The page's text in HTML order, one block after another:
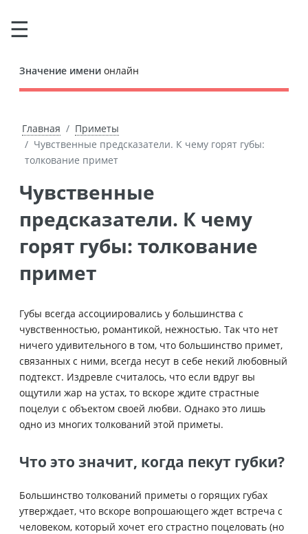
Значение имени онлайн
Главная
Приметы
Чувственные предсказатели. К чему горят губы:
толкование примет
Чувственные
предсказатели. К чему
горят губы: толкование
примет
Губы всегда ассоциировались у большинства с
чувственностью, романтикой, нежностью. Так что нет
ничего удивительного в том, что большинство примет,
связанных с ними, всегда несут в себе некий любовный
подтекст. Издревле считалось, что если вдруг вы
ощутили жар на устах, то вскоре ждите страстные
поцелуи с объектом своей любви. Однако это лишь
одно из многих толкований этой приметы.
Что это значит, когда пекут губки?
Большинство толкований приметы о горящих губах
утверждает, что вскоре вопрошающего ждет встреча с
человеком, который хочет его страстно поцеловать (но